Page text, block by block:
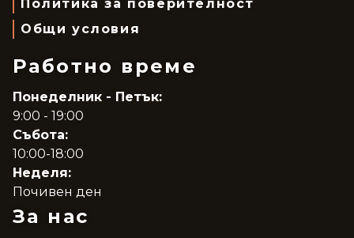
Политика за поверителност
Общи условия
Работно време
Понеделник - Петък:
9:00 - 19:00
Събота:
10:00-18:00
Неделя:
Почивен ден
За нас